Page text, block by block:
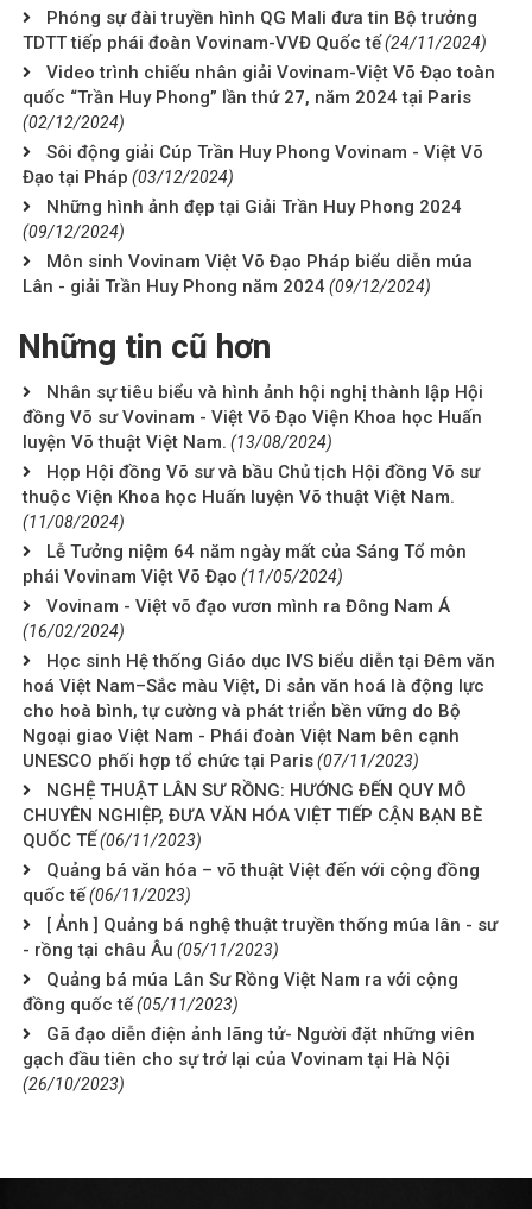
Phóng sự đài truyền hình QG Mali đưa tin Bộ trưởng
TDTT tiếp phái đoàn Vovinam-VVĐ Quốc tế(24/11/2024)
Video trình chiếu nhân giải Vovinam-Việt Võ Đạo toàn
quốc “Trần Huy Phong” lần thứ 27, năm 2024 tại Paris
(02/12/2024)
Sôi động giải Cúp Trần Huy Phong Vovinam - Việt Võ
Đạo tại Pháp (03/12/2024)
Những hình ảnh đẹp tại Giải Trần Huy Phong 2024
(09/12/2024)
Môn sinh Vovinam Việt Võ Đạo Pháp biểu diễn múa
Lân - giải Trần Huy Phong năm 2024 (09/12/2024)
Những tin cũ hơn
Nhân sự tiêu biểu và hình ảnh hội nghị thành lập Hội
đồng Võ sư Vovinam - Việt Võ Đạo Viện Khoa học Huấn
luyện Võ thuật Việt Nam. (13/08/2024)
Họp Hội đồng Võ sư và bầu Chủ tịch Hội đồng Võ sư
thuộc Viện Khoa học Huấn luyện Võ thuật Việt Nam.
(11/08/2024)
Lễ Tưởng niệm 64 năm ngày mất của Sáng Tổ môn
phái Vovinam Việt Võ Đạo (11/05/2024)
Vovinam - Việt võ đạo vươn mình ra Đông Nam Á
(16/02/2024)
Học sinh Hệ thống Giáo dục IVS biểu diễn tại Đêm văn
hoá Việt Nam–Sắc màu Việt, Di sản văn hoá là động lực
cho hoà bình, tự cường và phát triển bền vững do Bộ
Ngoại giao Việt Nam - Phái đoàn Việt Nam bên cạnh
UNESCO phối hợp tổ chức tại Paris(07/11/2023)
NGHỆ THUẬT LÂN SƯ RỒNG: HƯỚNG ĐẾN QUY MÔ
CHUYÊN NGHIỆP, ĐƯA VĂN HÓA VIỆT TIẾP CẬN BẠN BÈ
QUỐC TẾ(06/11/2023)
Quảng bá văn hóa – võ thuật Việt đến với cộng đồng
quốc tế(06/11/2023)
[ Ảnh ] Quảng bá nghệ thuật truyền thống múa lân - sư
- rồng tại châu Âu (05/11/2023)
Quảng bá múa Lân Sư Rồng Việt Nam ra với cộng
đồng quốc tế(05/11/2023)
Gã đạo diễn điện ảnh lãng tử- Người đặt những viên
gạch đầu tiên cho sự trở lại của Vovinam tại Hà Nội
(26/10/2023)